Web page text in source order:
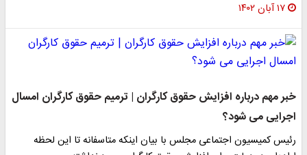
۱۷ آبان ۱۴۰۲
خبر مهم درباره افزایش حقوق کارگران | ترمیم حقوق کارگران امسال
اجرایی می شود؟
رئیس کمیسیون اجتماعی مجلس با بیان اینکه متاسفانه تا این لحظه